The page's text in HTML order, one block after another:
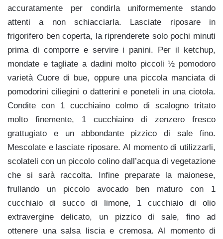
accuratamente per condirla uniformemente stando
attenti a non schiacciarla. Lasciate riposare in
frigorifero ben coperta, la riprenderete solo pochi minuti
prima di comporre e servire i panini. Per il ketchup,
mondate e tagliate a dadini molto piccoli ½ pomodoro
varietà Cuore di bue, oppure una piccola manciata di
pomodorini ciliegini o datterini e poneteli in una ciotola.
Condite con 1 cucchiaino colmo di scalogno tritato
molto finemente, 1 cucchiaino di zenzero fresco
grattugiato e un abbondante pizzico di sale fino.
Mescolate e lasciate riposare. Al momento di utilizzarli,
scolateli con un piccolo colino dall’acqua di vegetazione
che si sarà raccolta. Infine preparate la maionese,
frullando un piccolo avocado ben maturo con 1
cucchiaio di succo di limone, 1 cucchiaio di olio
extravergine delicato, un pizzico di sale, fino ad
ottenere una salsa liscia e cremosa. Al momento di